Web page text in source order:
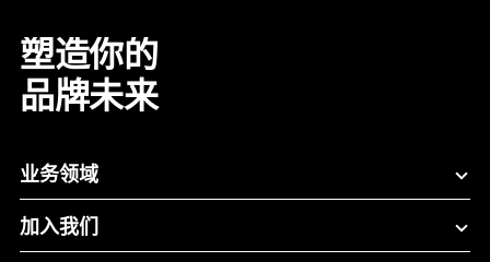
塑造你的
品牌未来
业务领域
加入我们